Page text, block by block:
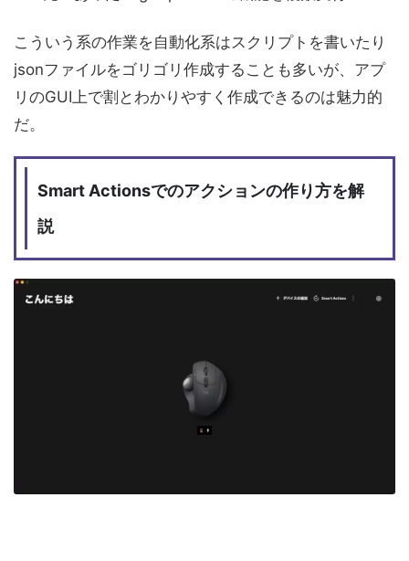
こういう系の作業を自動化系はスクリプトを書いたり
jsonファイルをゴリゴリ作成することも多いが、アプ
リのGUI上で割とわかりやすく作成できるのは魅力的
だ。
Smart Actionsでのアクションの作り方を解
説